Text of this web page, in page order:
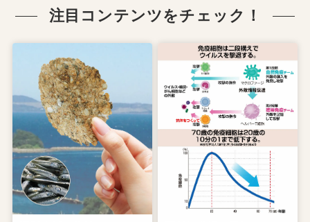
注目コンテンツをチェック！